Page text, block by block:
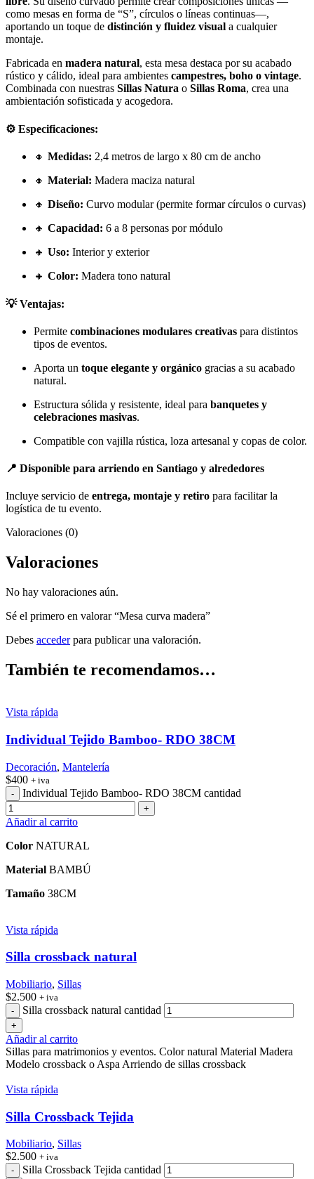
como mesas en forma de “S”, círculos o líneas continuas—,
aportando un toque de distinción y fluidez visual a cualquier
montaje.
Fabricada en madera natural, esta mesa destaca por su acabado
rústico y cálido, ideal para ambientes campestres, boho o vintage.
Combinada con nuestras Sillas Natura o Sillas Roma, crea una
ambientación sofisticada y acogedora.
⚙️ Especificaciones:
🔸 Medidas: 2,4 metros de largo x 80 cm de ancho
🔸 Material: Madera maciza natural
🔸 Diseño: Curvo modular (permite formar círculos o curvas)
🔸 Capacidad: 6 a 8 personas por módulo
🔸 Uso: Interior y exterior
🔸 Color: Madera tono natural
💡 Ventajas:
Permite combinaciones modulares creativas para distintos
tipos de eventos.
Aporta un toque elegante y orgánico gracias a su acabado
natural.
Estructura sólida y resistente, ideal para banquetes y
celebraciones masivas.
Compatible con vajilla rústica, loza artesanal y copas de color.
📍 Disponible para arriendo en Santiago y alrededores
Incluye servicio de entrega, montaje y retiro para facilitar la
logística de tu evento.
Valoraciones (0)
Valoraciones
No hay valoraciones aún.
Sé el primero en valorar “Mesa curva madera”
Debes accederpara publicar una valoración.
También te recomendamos…
Vista rápida
Individual Tejido Bamboo- RDO 38CM
Decoración, Mantelería
$400 + iva
Individual Tejido Bamboo- RDO 38CM cantidad
Añadir al carrito
Color NATURAL
Material BAMBÚ
Tamaño 38CM
Vista rápida
Silla crossback natural
Mobiliario, Sillas
$2.500 + iva
Silla crossback natural cantidad
Añadir al carrito
Sillas para matrimonios y eventos. Color natural Material Madera
Modelo crossback o Aspa Arriendo de sillas crossback
Vista rápida
Silla Crossback Tejida
Mobiliario, Sillas
$2.500 + iva
Silla Crossback Tejida cantidad